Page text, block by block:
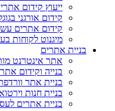
ייעוץ קידום
קידום אורגני
קידום אתרים
מיגנוט לקוחות
בניית אתרים
אתר אינטרנט
בנייה וקידום
בניית אתר
בניית חנות
בניית אתרים